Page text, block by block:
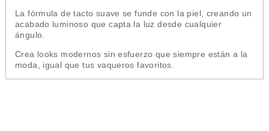
La fórmula de tacto suave se funde con la piel, creando un
acabado luminoso que capta la luz desde cualquier
ángulo.
Crea looks modernos sin esfuerzo que siempre están a la
moda, igual que tus vaqueros favoritos.